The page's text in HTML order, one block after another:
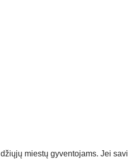
džių­jų mies­tų gy­ven­to­jams. Jei